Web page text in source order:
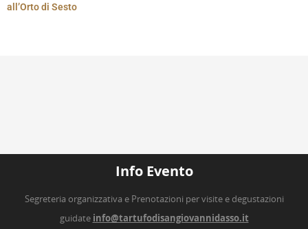
all’Orto di Sesto
Info Evento
Segreteria organizzativa e Prenotazioni per visite e degustazioni
guidate info@tartufodisangiovannidasso.it